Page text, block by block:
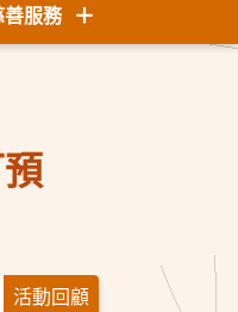
善服務
活動回顧